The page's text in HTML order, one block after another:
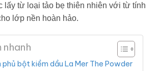
từ loại tảo bẹ thiên nhiên với từ tính
lớp nền hoàn hảo.
nhanh
phủ bột kiềm dầu La Mer The Powder